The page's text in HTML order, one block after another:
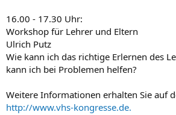
16.00 - 17.30 Uhr:
Workshop für Lehrer und Eltern
Ulrich Putz
Wie kann ich das richtige Erlernen des
kann ich bei Problemen helfen?
Weitere Informationen erhalten Sie auf
http://www.vhs-kongresse.de.